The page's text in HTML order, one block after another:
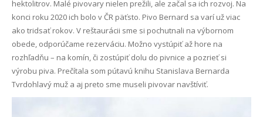
hektolitrov. Malé pivovary nielen prežili, ale začal sa ich rozvoj. Na
konci roku 2020 ich bolo v ČR päťsto. Pivo Bernard sa varí už viac
ako tridsať rokov. V reštaurácii sme si pochutnali na výbornom
obede, odporúčame rezerváciu. Možno vystúpiť až hore na
rozhľadňu – na komín, či zostúpiť dolu do pivnice a pozrieť si
výrobu piva. Prečítala som pútavú knihu Stanislava Bernarda
Tvrdohlavý muž a aj preto sme museli pivovar navštíviť.